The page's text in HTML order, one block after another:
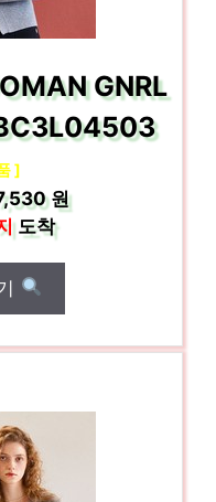
GNRL
]
원
도착